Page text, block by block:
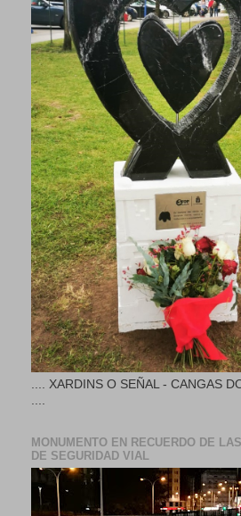
.... XARDINS O SEÑAL - CANGAS
MONUMENTO EN RECUERDO DE
DE SEGURIDAD VIAL